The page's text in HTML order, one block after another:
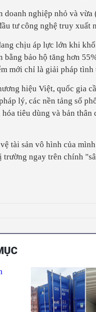
doanh nghiệp nhỏ và
tư công nghệ truy xuất
chịu áp lực lớn khi
bằng bảo hộ tăng hơn
mới chỉ là giải pháp tình
hiệu Việt, quốc gia
lý, các nền tảng số
tiêu dùng và bản
tài sản vô hình của
trường ngay trên chính